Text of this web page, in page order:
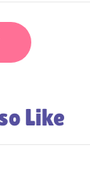
Like